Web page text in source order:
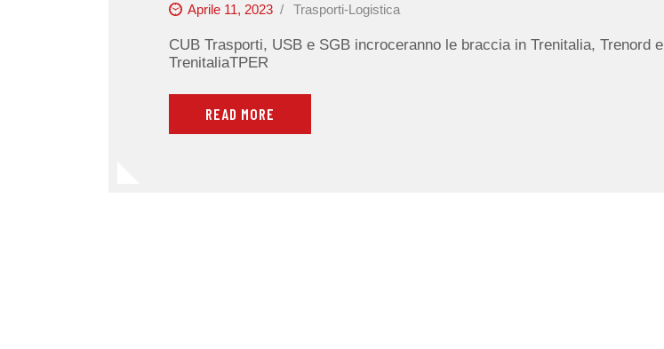
Aprile 11, 2023 Trasporti-Logistica
CUB Trasporti, USB e SGB incroceranno le braccia in Trenitalia, Trenord e
TrenitaliaTPER
READ MORE